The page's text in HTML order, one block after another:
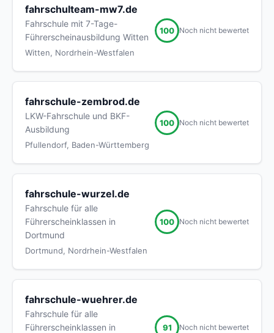
fahrschulteam-mw7.de
Fahrschule mit 7-Tage-
Führerscheinausbildung Witten
Witten, Nordrhein-Westfalen
100 Noch nicht bewertet
fahrschule-zembrod.de
LKW-Fahrschule und BKF-
Ausbildung
Pfullendorf, Baden-Württemberg
100 Noch nicht bewertet
fahrschule-wurzel.de
Fahrschule für alle
Führerscheinklassen in
Dortmund
Dortmund, Nordrhein-Westfalen
100 Noch nicht bewertet
fahrschule-wuehrer.de
Fahrschule für alle
Führerscheinklassen in
91 Noch nicht bewertet